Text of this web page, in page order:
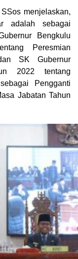
menjelaskan,
adalah sebagai
Bengkulu
Peresmian
SK Gubernur
2022 tentang
Pengganti
Jabatan Tahun